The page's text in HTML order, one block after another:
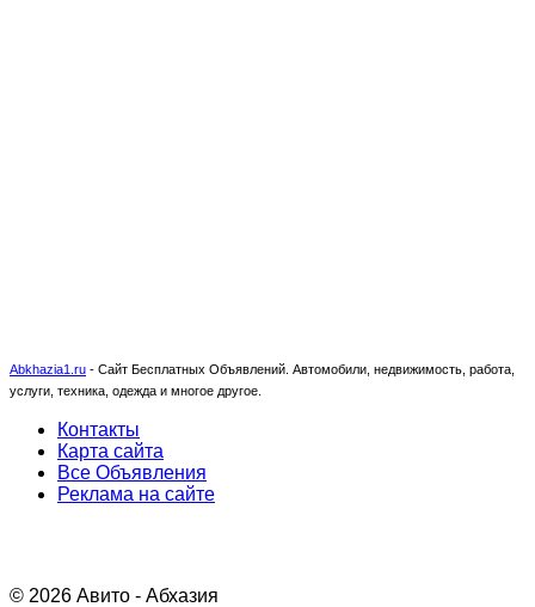
Abkhazia1.ru - Сайт Бесплатных Объявлений. Автомобили, недвижимость, работа,
услуги, техника, одежда и многое другое.
Контакты
Карта сайта
Все Объявления
Реклама на сайте
© 2026 Авито - Абхазия